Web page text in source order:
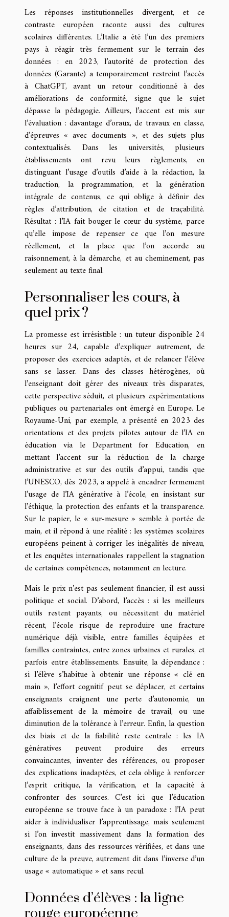
Les réponses institutionnelles divergent, et ce
contraste européen raconte aussi des cultures
scolaires différentes. L’Italie a été l’un des premiers
pays à réagir très fermement sur le terrain des
données : en 2023, l’autorité de protection des
données (Garante) a temporairement restreint l’accès
à ChatGPT, avant un retour conditionné à des
améliorations de conformité, signe que le sujet
dépasse la pédagogie. Ailleurs, l’accent est mis sur
l’évaluation : davantage d’oraux, de travaux en classe,
d’épreuves « avec documents », et des sujets plus
contextualisés. Dans les universités, plusieurs
établissements ont revu leurs règlements, en
distinguant l’usage d’outils d’aide à la rédaction, la
traduction, la programmation, et la génération
intégrale de contenus, ce qui oblige à définir des
règles d’attribution, de citation et de traçabilité.
Résultat : l’IA fait bouger le cœur du système, parce
qu’elle impose de repenser ce que l’on mesure
réellement, et la place que l’on accorde au
raisonnement, à la démarche, et au cheminement, pas
seulement au texte final.
Personnaliser les cours, à
quel prix ?
La promesse est irrésistible : un tuteur disponible 24
heures sur 24, capable d’expliquer autrement, de
proposer des exercices adaptés, et de relancer l’élève
sans se lasser. Dans des classes hétérogènes, où
l’enseignant doit gérer des niveaux très disparates,
cette perspective séduit, et plusieurs expérimentations
publiques ou partenariales ont émergé en Europe. Le
Royaume-Uni, par exemple, a présenté en 2023 des
orientations et des projets pilotes autour de l’IA en
éducation via le Department for Education, en
mettant l’accent sur la réduction de la charge
administrative et sur des outils d’appui, tandis que
l’UNESCO, dès 2023, a appelé à encadrer fermement
l’usage de l’IA générative à l’école, en insistant sur
l’éthique, la protection des enfants et la transparence.
Sur le papier, le « sur-mesure » semble à portée de
main, et il répond à une réalité : les systèmes scolaires
européens peinent à corriger les inégalités de niveau,
et les enquêtes internationales rappellent la stagnation
de certaines compétences, notamment en lecture.
Mais le prix n’est pas seulement financier, il est aussi
politique et social. D’abord, l’accès : si les meilleurs
outils restent payants, ou nécessitent du matériel
récent, l’école risque de reproduire une fracture
numérique déjà visible, entre familles équipées et
familles contraintes, entre zones urbaines et rurales, et
parfois entre établissements. Ensuite, la dépendance :
si l’élève s’habitue à obtenir une réponse « clé en
main », l’effort cognitif peut se déplacer, et certains
enseignants craignent une perte d’autonomie, un
affaiblissement de la mémoire de travail, ou une
diminution de la tolérance à l’erreur. Enfin, la question
des biais et de la fiabilité reste centrale : les IA
génératives peuvent produire des erreurs
convaincantes, inventer des références, ou proposer
des explications inadaptées, et cela oblige à renforcer
l’esprit critique, la vérification, et la capacité à
confronter des sources. C’est ici que l’éducation
européenne se trouve face à un paradoxe : l’IA peut
aider à individualiser l’apprentissage, mais seulement
si l’on investit massivement dans la formation des
enseignants, dans des ressources vérifiées, et dans une
culture de la preuve, autrement dit dans l’inverse d’un
usage « automatique » et sans recul.
Données d’élèves : la ligne